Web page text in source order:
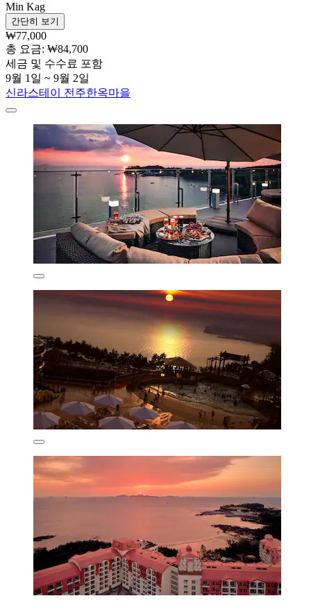
Min Kag
간단히 보기
₩77,000
총 요금: ₩84,700
세금 및 수수료 포함
9월 1일 ~ 9월 2일
신라스테이 전주한옥마을